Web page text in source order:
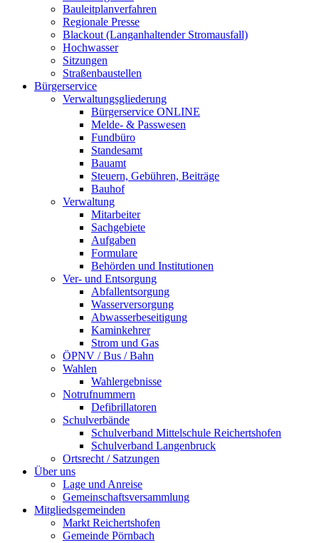
Bauleitplanverfahren
Regionale Presse
Blackout (Langanhaltender Stromausfall)
Hochwasser
Sitzungen
Straßenbaustellen
Bürgerservice
Verwaltungsgliederung
Bürgerservice ONLINE
Melde- & Passwesen
Fundbüro
Standesamt
Bauamt
Steuern, Gebühren, Beiträge
Bauhof
Verwaltung
Mitarbeiter
Sachgebiete
Aufgaben
Formulare
Behörden und Institutionen
Ver- und Entsorgung
Abfallentsorgung
Wasserversorgung
Abwasserbeseitigung
Kaminkehrer
Strom und Gas
ÖPNV / Bus / Bahn
Wahlen
Wahlergebnisse
Notrufnummern
Defibrillatoren
Schulverbände
Schulverband Mittelschule Reichertshofen
Schulverband Langenbruck
Ortsrecht / Satzungen
Über uns
Lage und Anreise
Gemeinschaftsversammlung
Mitgliedsgemeinden
Markt Reichertshofen
Gemeinde Pörnbach